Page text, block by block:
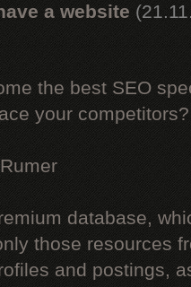
a website
the best SEO
your competitors?
database,
those resources
and postings,